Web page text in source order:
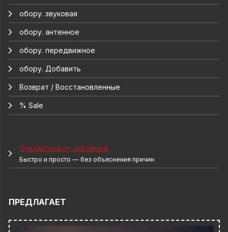
обору. звуковая
обору. антенное
обору. передвижное
обору. Добавить
Возврат / Восстановленные
% Sale
Отказаться от договора
Быстро и просто — без объяснения причин
ПРЕДЛАГАЕТ